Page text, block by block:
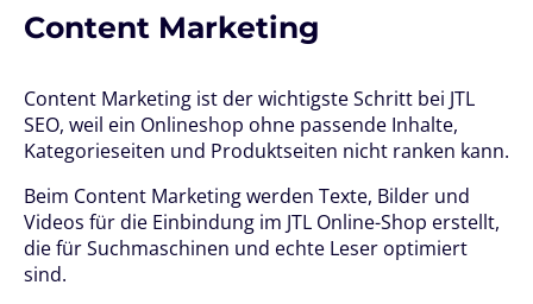
Content Marketing
Content Marketing ist der wichtigste Schritt bei JTL
SEO, weil ein Onlineshop ohne passende Inhalte,
Kategorieseiten und Produktseiten nicht ranken kann.
Beim Content Marketing werden Texte, Bilder und
Videos für die Einbindung im JTL Online-Shop erstellt,
die für Suchmaschinen und echte Leser optimiert
sind.